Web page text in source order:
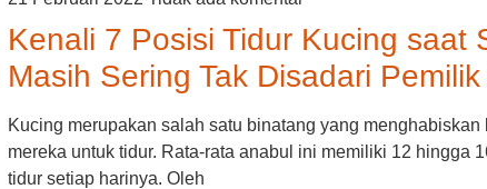
Kenali 7 Posisi Tidur Kucing saat
Masih Sering Tak Disadari
Kucing merupakan salah satu binatang yang menghabiskan
mereka untuk tidur. Rata-rata anabul ini memiliki 12 hingga
tidur setiap harinya. Oleh